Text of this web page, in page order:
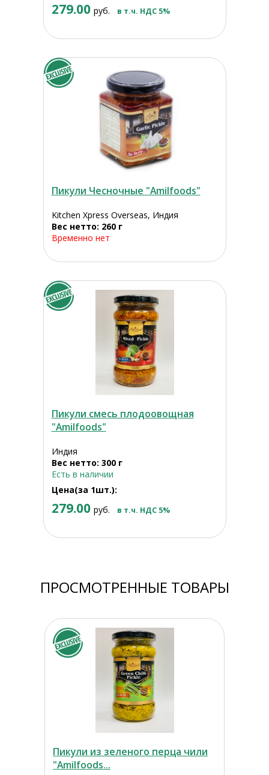
279.00 руб. в т.ч. НДС 5%
Пикули Чесночные "Amilfoods"
Kitchen Xpress Overseas, Индия
Вес нетто: 260 г
Временно нет
Пикули смесь плодоовощная
"Amilfoods"
Индия
Вес нетто: 300 г
Есть в наличии
Цена(за 1шт.):
279.00 руб. в т.ч. НДС 5%
ПРОСМОТРЕННЫЕ ТОВАРЫ
Пикули из зеленого перца чили
"Amilfoods...